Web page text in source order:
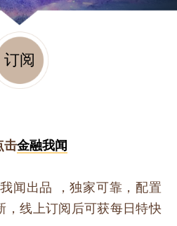
订阅
击金融我闻
出品 ，独家可靠，配置
，线上订阅后可获每日特快